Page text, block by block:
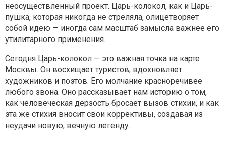
неосуществленный проект. Царь-колокол, как и Царь-
пушка, которая никогда не стреляла, олицетворяет
собой идею — иногда сам масштаб замысла важнее его
утилитарного применения.
Сегодня Царь-колокол — это важная точка на карте
Москвы. Он восхищает туристов, вдохновляет
художников и поэтов. Его молчание красноречивее
любого звона. Оно рассказывает нам историю о том,
как человеческая дерзость бросает вызов стихии, и как
эта же стихия вносит свои коррективы, создавая из
неудачи новую, вечную легенду.